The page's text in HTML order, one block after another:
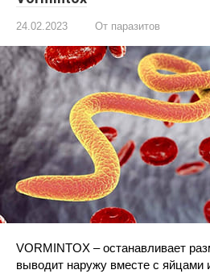
24.02.2023 От паразитов
VORMINTOX – останавливает
выводит наружу вместе с яйцами